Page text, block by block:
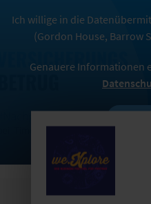
Ich willige in die
(Gordon House, Barrow
Genauere Informationen